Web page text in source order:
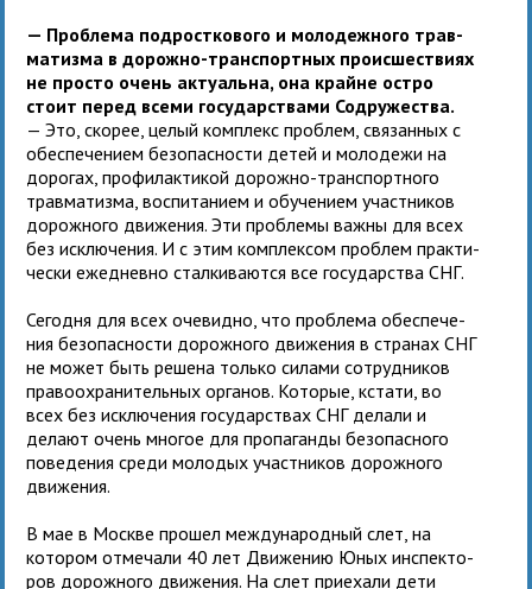
— Проблема под­рост­ко­вого и моло­деж­ного трав­
ма­тизма в дорожно-транс­порт­ных про­ис­ше­ствиях
не про­сто очень акту­альна, она крайне остро
стоит перед всеми госу­дар­ствами Содружества.
— Это, ско­рее, целый ком­плекс про­блем, свя­зан­ных с
обес­пе­че­нием без­опас­но­сти детей и моло­дежи на
доро­гах, про­фи­лак­ти­кой дорожно-транс­порт­ного
трав­ма­тизма, вос­пи­та­нием и обу­че­нием участ­ни­ков
дорож­ного дви­же­ния. Эти про­блемы важны для всех
без исклю­че­ния. И с этим ком­плек­сом про­блем прак­ти­
че­ски еже­дневно стал­ки­ва­ются все госу­дар­ства СНГ.
Сегодня для всех оче­видно, что про­блема обес­пе­че­
ния без­опас­но­сти дорож­ного дви­же­ния в стра­нах СНГ
не может быть решена только силами сотруд­ни­ков
пра­во­охра­ни­тель­ных орга­нов. Которые, кстати, во
всех без исклю­че­ния госу­дар­ствах СНГ делали и
делают очень мно­гое для про­па­ганды без­опас­ного
пове­де­ния среди моло­дых участ­ни­ков дорож­ного
движения.
В мае в Москве про­шел меж­ду­на­род­ный слет, на
котором отме­чали 40 лет Движению Юных инспек­то­
ров дорож­ного дви­же­ния. На слет при­е­хали дети